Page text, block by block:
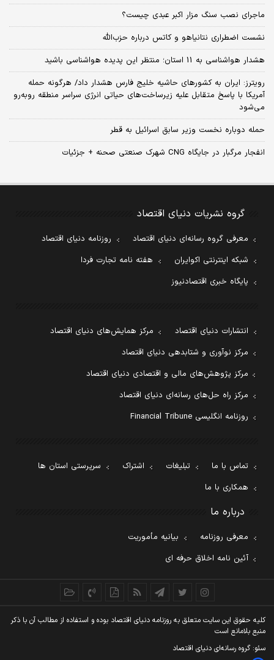
ماجرای نصب سنگ مزار اکبر عبدی چیست؟
نشست اضطراری نتانیاهو و کاتس درباره حزب‌الله
هشدار هواشناسی به 11 استان؛ منتظر این پدیده هواشناسی باشید
رویترز: ایران به کشورهای حاشیه خلیج فارس هشدار داد/ هرگونه حمله
آمریکا با پاسخ متقابل علیه زیرساخت‌های حیاتی انرژی سراسر منطقه روبه‌رو
می‌شود
حمله دوباره نخست وزیر سابق اسرائیل به قطر
انفجار مرگبار در جایگاه CNG شهرک صنعتی صحنه + جزئیات
گروه نشریات دنیای اقتصاد
معرفی گروه رسانه‌ای دنیای اقتصاد
روزنامه دنیای اقتصاد
شبکه اینترنتی اکوایران
هفته نامه تجارت فردا
پایگاه خبری اقتصادنیوز
انتشارات دنیای اقتصاد
مرکز همایش‌های دنیای اقتصاد
مرکز نوآوری و شتابدهی دنیای اقتصاد
مرکز پژوهش‌های مالی و اقتصادی دنیای اقتصاد
مرکز راه حل‌های رسانه‌ای دنیای اقتصاد
روزنامه انگلیسی Financial Tribune
تماس با ما تبلیغات اشتراک
سرپرستی استان ها
همکاری با ما
درباره ما
معرفی روزنامه
بیانیه مأموریت
آئین نامه اخلاق حرفه ای
کليه حقوق اين سايت متعلق به روزنامه دنيای اقتصاد بوده و استفاده از مطالب آن با ذکر
منبع بلامانع است
سئو: گروه رسانه‌ای دنیای اقتصاد